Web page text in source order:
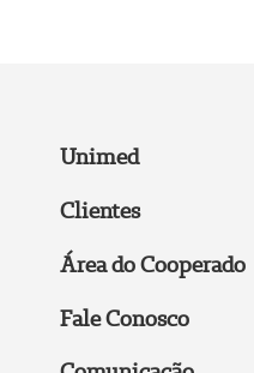
Unimed
Clientes
Área do Cooperado
Fale Conosco